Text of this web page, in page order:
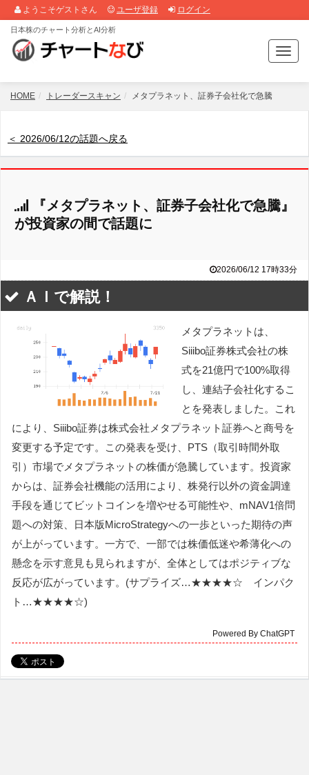
ようこそゲストさん ユーザ登録 ログイン
T
o
g
a
日本株のチャート分析とAI分析
HOME トレーダースキャン メタプラネット、証券子会社化で急騰
＜ 2026/06/12の話題へ戻る
『メタプラネット、証券子会社化で急騰』
が投資家の間で話題に
2026/06/12 17時33分
ＡＩで解説！
メタプラネットは、
Siiibo証券株式会社の株
式を21億円で100%取得
し、連結子会社化するこ
とを発表しました。これ
により、Siiibo証券は株式会社メタプラネット証券へと商号を
変更する予定です。この発表を受け、PTS（取引時間外取
引）市場でメタプラネットの株価が急騰しています。投資家
からは、証券会社機能の活用により、株発行以外の資金調達
手段を通じてビットコインを増やせる可能性や、mNAV1倍問
題への対策、日本版MicroStrategyへの一歩といった期待の声
が上がっています。一方で、一部では株価低迷や希薄化への
懸念を示す意見も見られますが、全体としてはポジティブな
反応が広がっています。(サプライズ…★★★★☆ インパク
ト…★★★★☆)
Powered By ChatGPT